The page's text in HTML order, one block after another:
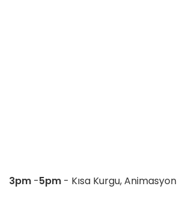
3pm -5pm - Kısa Kurgu, Animasyon